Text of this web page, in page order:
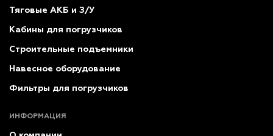
Тяговые АКБ и З/У
Кабины для погрузчиков
Строительные подъемники
Навесное оборудование
Фильтры для погрузчиков
ИНФОРМАЦИЯ